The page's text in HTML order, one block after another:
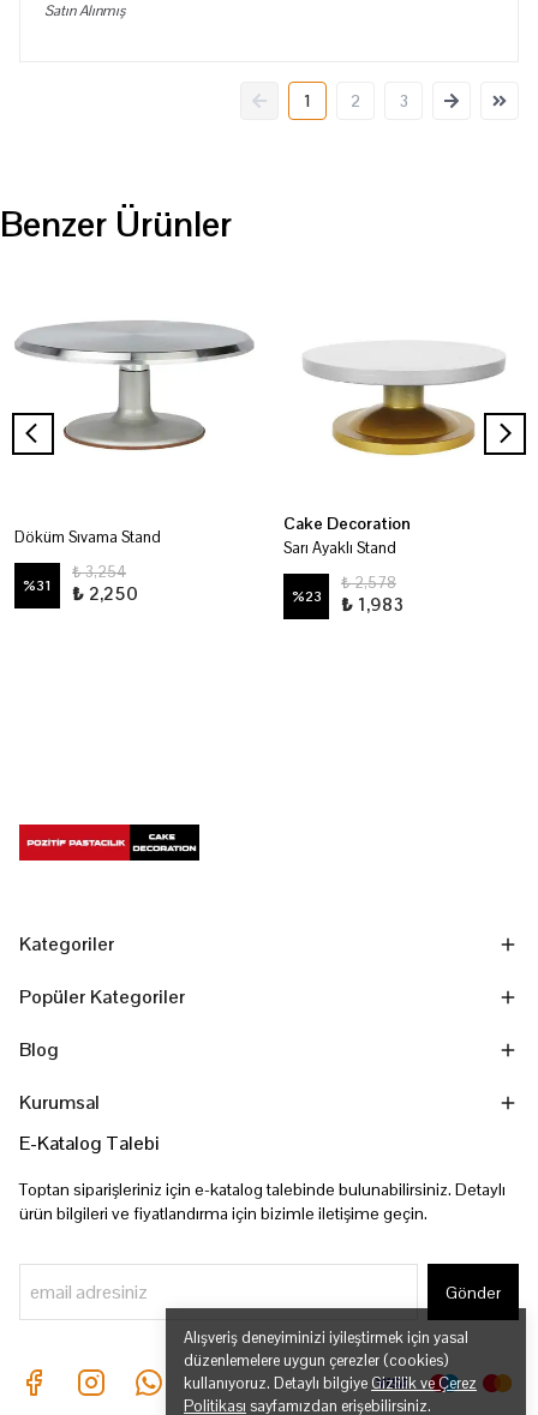
Alışveriş deneyiminizi iyileştirmek için yasal
düzenlemelere uygun çerezler (cookies)
kullanıyoruz. Detaylı bilgiye Gizlilik ve Çerez
Politikası sayfamızdan erişebilirsiniz.
Satın Alınmış
1 2 3
Benzer Ürünler
Döküm Sıvama Stand
%31
₺ 3,254
₺ 2,250
Cake Decoration
Sarı Ayaklı Stand
%23
₺ 2,578
₺ 1,983
Kategoriler
Popüler Kategoriler
Blog
Kurumsal
E-Katalog Talebi
Toptan siparişleriniz için e-katalog talebinde bulunabilirsiniz. Detaylı
ürün bilgileri ve fiyatlandırma için bizimle iletişime geçin.
Gönder